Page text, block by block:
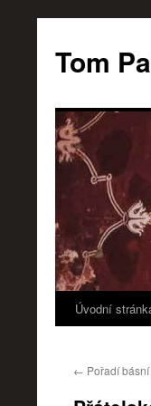
Tom
Přejít
obsahu
Úvodní
← Pořadí